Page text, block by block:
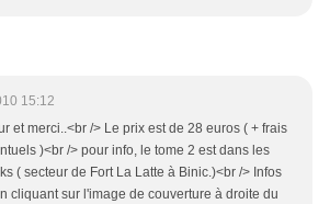
15:12
et merci..<br /> Le prix est de 28 euros ( + frais
)<br /> pour info, le tome 2 est dans les
( secteur de Fort La Latte à Binic.)<br /> Infos
cliquant sur l'image de couverture à droite du